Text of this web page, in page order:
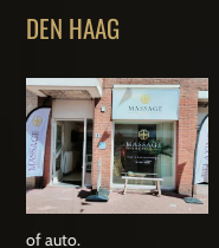
DEN HAAG
of auto.